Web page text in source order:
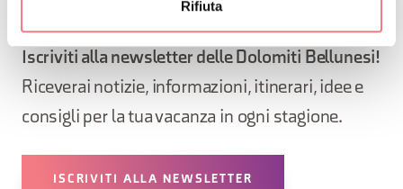
Rifiuta
RESTA IN CONTATTO
Iscriviti alla newsletter delle Dolomiti Bellunesi!
Riceverai notizie, informazioni, itinerari, idee e
consigli per la tua vacanza in ogni stagione.
ISCRIVITI ALLA NEWSLETTER